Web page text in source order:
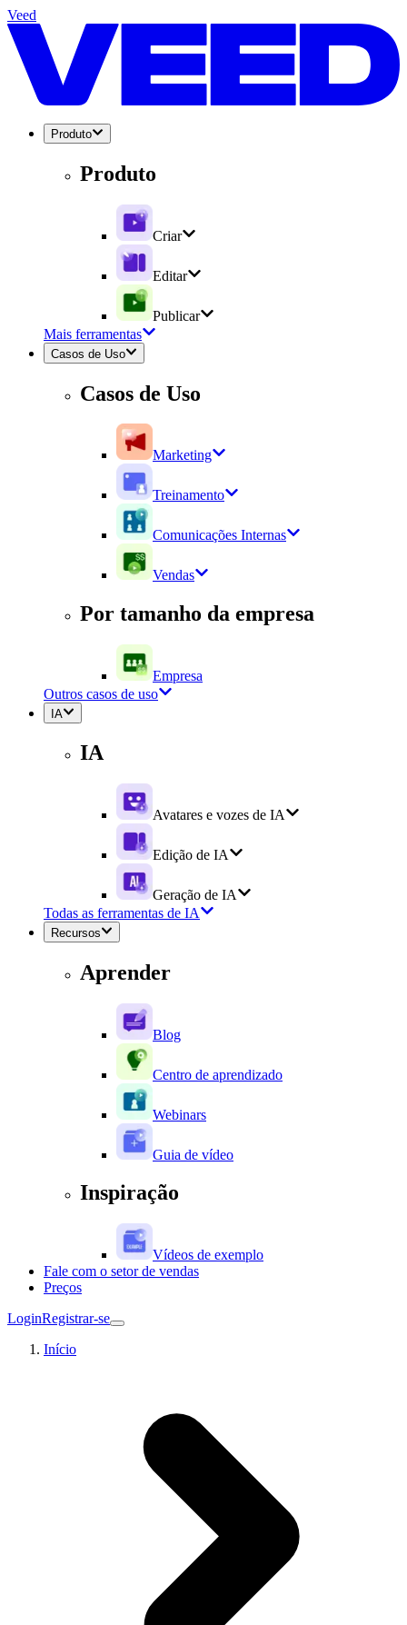
Veed
Produto
Produto
Criar
Editar
Publicar
Mais ferramentas
Casos de Uso
Casos de Uso
Marketing
Treinamento
Comunicações Internas
Vendas
Por tamanho da empresa
Empresa
Outros casos de uso
IA
IA
Avatares e vozes de IA
Edição de IA
Geração de IA
Todas as ferramentas de IA
Recursos
Aprender
Blog
Centro de aprendizado
Webinars
Guia de vídeo
Inspiração
Vídeos de exemplo
Fale com o setor de vendas
Preços
LoginRegistrar-se
Início